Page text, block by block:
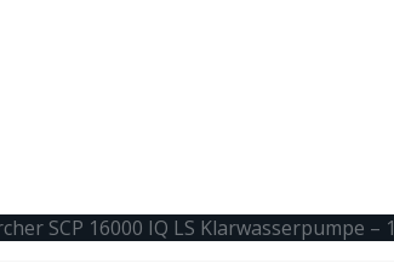
SCP 16000 IQ LS Klarwasserpumpe – 1